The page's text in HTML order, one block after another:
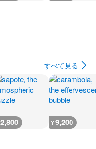
すべて見る
2,800 ¥9,200